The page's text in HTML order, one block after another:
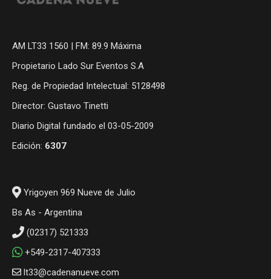
AM LT33 1560 | FM: 89.9 Máxima
Propietario Lado Sur Eventos S.A
Reg. de Propiedad Intelectual: 5128498
Director: Gustavo Tinetti
Diario Digital fundado el 03-05-2009
Edición: 6307
Yrigoyen 969 Nueve de Julio
Bs As - Argentina
(02317) 521333
+549-2317-407333
lt33@cadenanueve.com